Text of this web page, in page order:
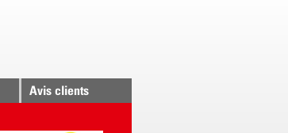
Avis clients